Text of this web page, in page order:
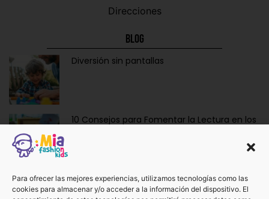
Para ofrecer las mejores experiencias, utilizamos tecnologías como las
cookies para almacenar y/o acceder a la información del dispositivo. El
Direcciones
Blog
Diversión sin pantallas
10 Consejos para Fomentar la Lectura en los
Ropa y Accesorios para Bebés Recién
Nacidos: La Dulzura de Vestir a los Más